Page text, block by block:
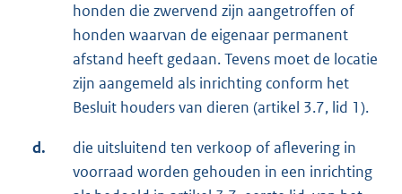
honden die zwervend zijn aangetroffen of
honden waarvan de eigenaar permanent
afstand heeft gedaan. Tevens moet de locatie
zijn aangemeld als inrichting conform het
Besluit houders van dieren (artikel 3.7, lid 1).
d.
die uitsluitend ten verkoop of aflevering in
voorraad worden gehouden in een inrichting